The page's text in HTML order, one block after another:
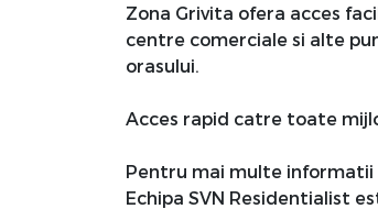
Zona Grivita ofera acces
centre comerciale si alte
orasului.
Acces rapid catre toate
Pentru mai multe informatii
Echipa SVN Residentialist